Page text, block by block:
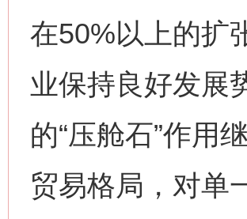
在50%以上的扩
业保持良好发展
的“压舱石”作用
贸易格局，对单